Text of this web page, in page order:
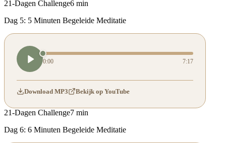
21-Dagen Challenge6 min
Dag 5: 5 Minuten Begeleide Meditatie
0:00 7:17
Download MP3 Bekijk op YouTube
21-Dagen Challenge7 min
Dag 6: 6 Minuten Begeleide Meditatie